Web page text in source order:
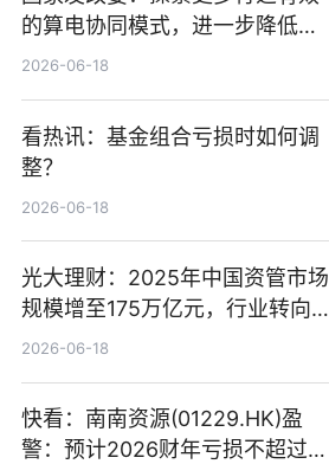
的算电协同模式，进一步降低网
络传输时延_最资讯
2026-06-18
看热讯：基金组合亏损时如何调
整？
2026-06-18
光大理财：2025年中国资管市场
规模增至175万亿元，行业转向
“量质并重”
2026-06-18
快看：南南资源(01229.HK)盈
警：预计2026财年亏损不超过